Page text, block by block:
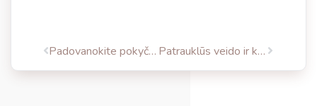
Padovanokite pokyčius sau ir kitiems! Patrauklūs veido ir kūno masažų pasiūlymai